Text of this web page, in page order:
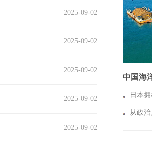
2025-09-02
2025-09-02
2025-09-02
2025-09-02
2025-09-02